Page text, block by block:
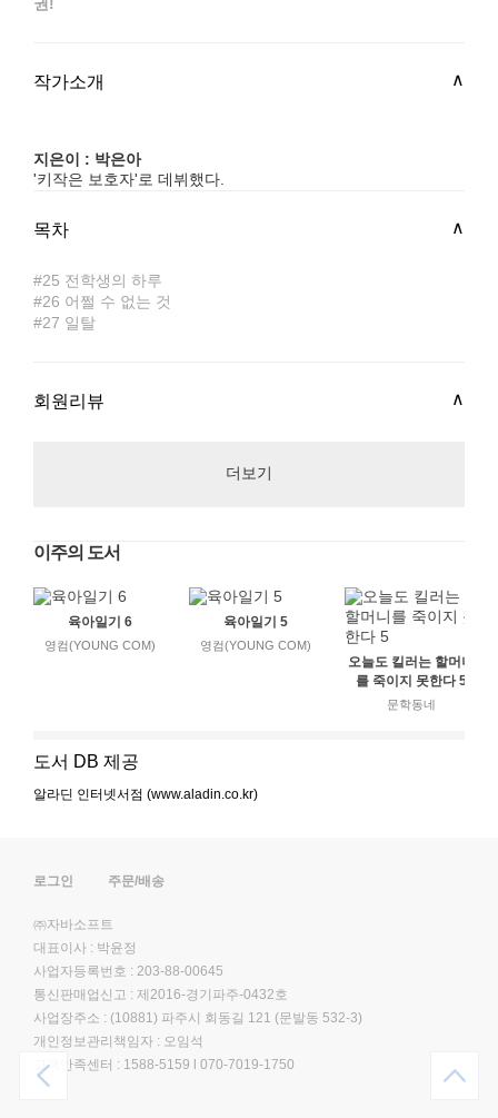
작가소개
지은이 : 박은아
'키작은 보호자'로 데뷔했다.
목차
#25 전학생의 하루
#26 어쩔 수 없는 것
#27 일탈
회원리뷰
더보기
이주의 도서
육아일기 6
영컴(YOUNG COM)
육아일기 5
영컴(YOUNG COM)
오늘도 킬러는 할머니
를 죽이지 못한다 5
문학동네
도서 DB 제공
알라딘 인터넷서점 (www.aladin.co.kr)
로그인 주문/배송
㈜자바소프트
대표이사 : 박윤정
사업자등록번호 : 203-88-00645
통신판매업신고 : 제2016-경기파주-0432호
사업장주소 : (10881) 파주시 회동길 121 (문발동 532-3)
개인정보관리책임자 : 오임석
고객만족센터 : 1588-5159 070-7019-1750